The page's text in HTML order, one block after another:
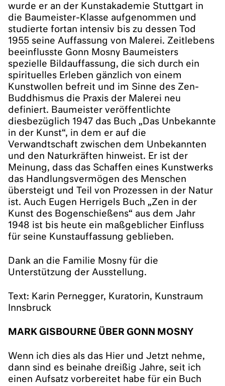
wurde er an der Kunstakademie Stuttgart in
die Baumeister-Klasse aufgenommen und
studierte fortan intensiv bis zu dessen Tod
1955 seine Auffassung von Malerei. Zeitlebens
beeinflusste Gonn Mosny Baumeisters
spezielle Bildauffassung, die sich durch ein
spirituelles Erleben gänzlich von einem
Kunstwollen befreit und im Sinne des Zen-
Buddhismus die Praxis der Malerei neu
definiert. Baumeister veröffentlichte
diesbezüglich 1947 das Buch „Das Unbekannte
in der Kunst“, in dem er auf die
Verwandtschaft zwischen dem Unbekannten
und den Naturkräften hinweist. Er ist der
Meinung, dass das Schaffen eines Kunstwerks
das Handlungsvermögen des Menschen
übersteigt und Teil von Prozessen in der Natur
ist. Auch Eugen Herrigels Buch „Zen in der
Kunst des Bogenschießens“ aus dem Jahr
1948 ist bis heute ein maßgeblicher Einfluss
für seine Kunstauffassung geblieben.
Dank an die Familie Mosny für die
Unterstützung der Ausstellung.
Text: Karin Pernegger, Kuratorin, Kunstraum
Innsbruck
MARK GISBOURNE ÜBER GONN MOSNY
Wenn ich dies als das Hier und Jetzt nehme,
dann sind es beinahe dreißig Jahre, seit ich
einen Aufsatz vorbereitet habe für ein Buch